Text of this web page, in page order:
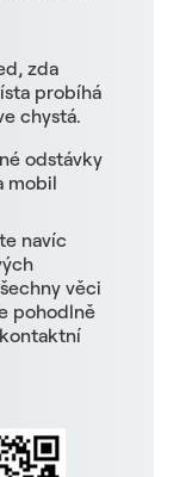
zda
probíhá
chystá.
odstávky
mobil
navíc
věci
pohodlně